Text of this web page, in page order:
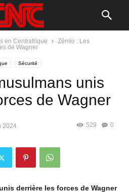
en Centrafrique
Zémio : Les
de Wagner
Sécurité
unis
de Wagner
2024 0
529
derrière les forces de Wagner